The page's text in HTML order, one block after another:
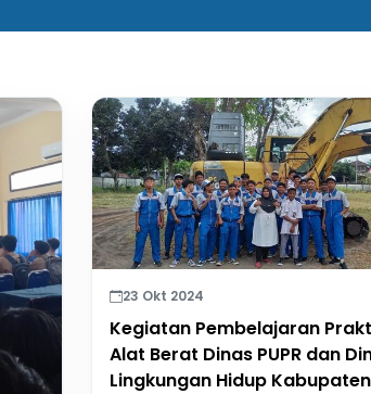
23 Okt 2024
Kegiatan Pembelajaran
Alat Berat Dinas PUPR dan
Lingkungan Hidup